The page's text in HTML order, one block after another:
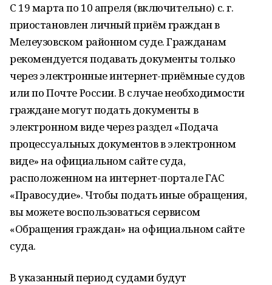
С 19 марта по 10 апреля (включительно) с. г.
приостановлен личный приём граждан в
Мелеузовском районном суде. Гражданам
рекомендуется подавать документы только
через электронные интернет-приёмные судов
или по Почте России. В случае необходимости
граждане могут подать документы в
электронном виде через раздел «Подача
процессуальных документов в электронном
виде» на официальном сайте суда,
расположенном на интернет-портале ГАС
«Правосудие». Чтобы подать иные обращения,
вы можете воспользоваться сервисом
«Обращения граждан» на официальном сайте
суда.
В указанный период судами будут